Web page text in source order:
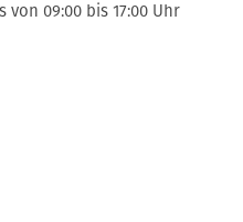
09:00 bis 17:00 Uhr